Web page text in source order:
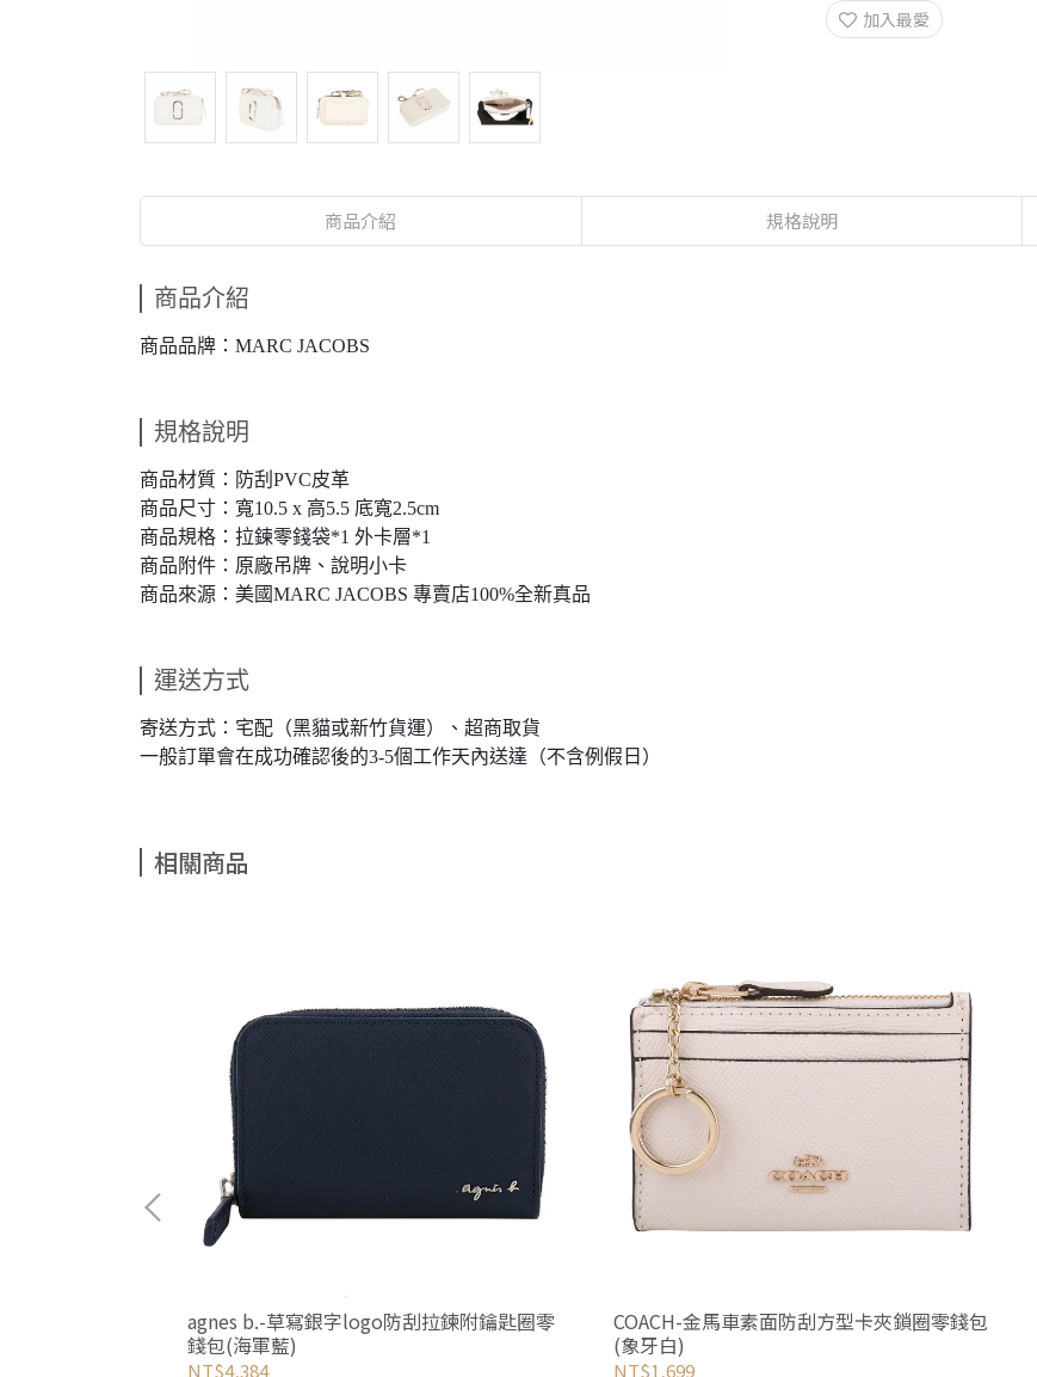
加入最愛
商品介紹 規格說明
商品介紹
商品品牌：MARC JACOBS
規格說明
商品材質：防刮PVC皮革
商品尺寸：寬10.5 x 高5.5 底寬2.5cm
商品規格：拉鍊零錢袋*1 外卡層*1
商品附件：原廠吊牌、說明小卡
商品來源：美國MARC JACOBS 專賣店100%全新真品
運送方式
寄送方式：宅配（黑貓或新竹貨運）、超商取貨
一般訂單會在成功確認後的3-5個工作天內送達（不含例假日）
相關商品
agnes b.-草寫銀字logo防刮拉鍊附鑰匙圈零
錢包(海軍藍)
NT$4,384
COACH-金馬車素面防刮方型卡夾鎖圈零錢包
(象牙白)
NT$1,699